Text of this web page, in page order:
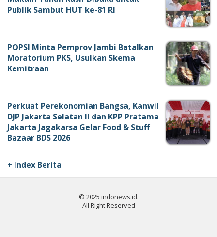
Publik Sambut HUT ke-81 RI
POPSI Minta Pemprov Jambi Batalkan
Moratorium PKS, Usulkan Skema
Kemitraan
Perkuat Perekonomian Bangsa, Kanwil
DJP Jakarta Selatan II dan KPP Pratama
Jakarta Jagakarsa Gelar Food & Stuff
Bazaar BDS 2026
+ Index Berita
© 2025 indonews.id.
All Right Reserved